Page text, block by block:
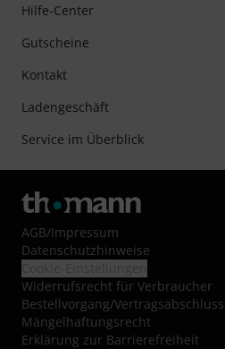
Hilfe-Center
Gutscheine
Kontakt
Ladengeschäft
Service im Überblick
AGB/Impressum
Datenschutzhinweise
Widerrufsrecht für Verbraucher
Bestellvorgang/Vertragsabschluss
Mängelhaftungsrecht
Erklärung zur Barrierefreiheit